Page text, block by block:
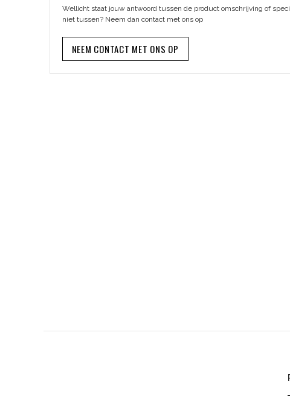
Wellicht staat jouw antwoord tussen de product omschrijving of
niet tussen? Neem dan contact met ons op
NEEM CONTACT MET ONS OP